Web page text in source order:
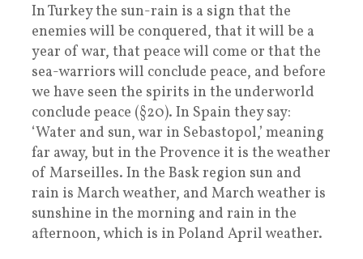
In Turkey the sun-rain is a sign that the
enemies will be conquered, that it will be a
year of war, that peace will come or that the
sea-warriors will conclude peace, and before
we have seen the spirits in the underworld
conclude peace (§20). In Spain they say:
‘Water and sun, war in Sebastopol,’ meaning
far away, but in the Provence it is the weather
of Marseilles. In the Bask region sun and
rain is March weather, and March weather is
sunshine in the morning and rain in the
afternoon, which is in Poland April weather.